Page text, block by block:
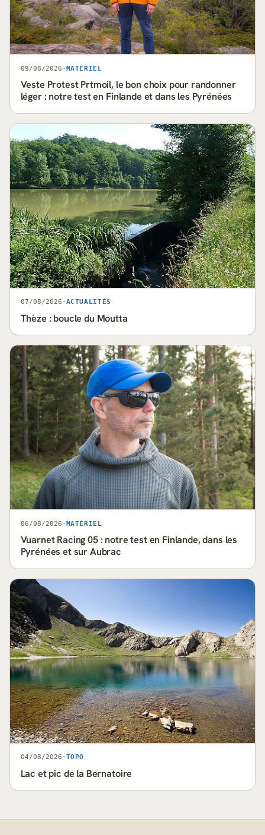
09/08/2026 · MATÉRIEL
Veste Protest Prtmoil, le bon choix pour randonner
léger : notre test en Finlande et dans les Pyrénées
07/08/2026 · ACTUALITÉS
Thèze : boucle du Moutta
06/08/2026 · MATÉRIEL
Vuarnet Racing 05 : notre test en Finlande, dans les
Pyrénées et sur Aubrac
04/08/2026 · TOPO
Lac et pic de la Bernatoire